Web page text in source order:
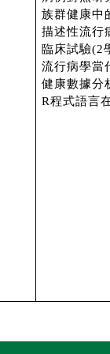
族群健康中
描述性流行
臨床試驗(2
流行病學當
健康數據分
R程式語言